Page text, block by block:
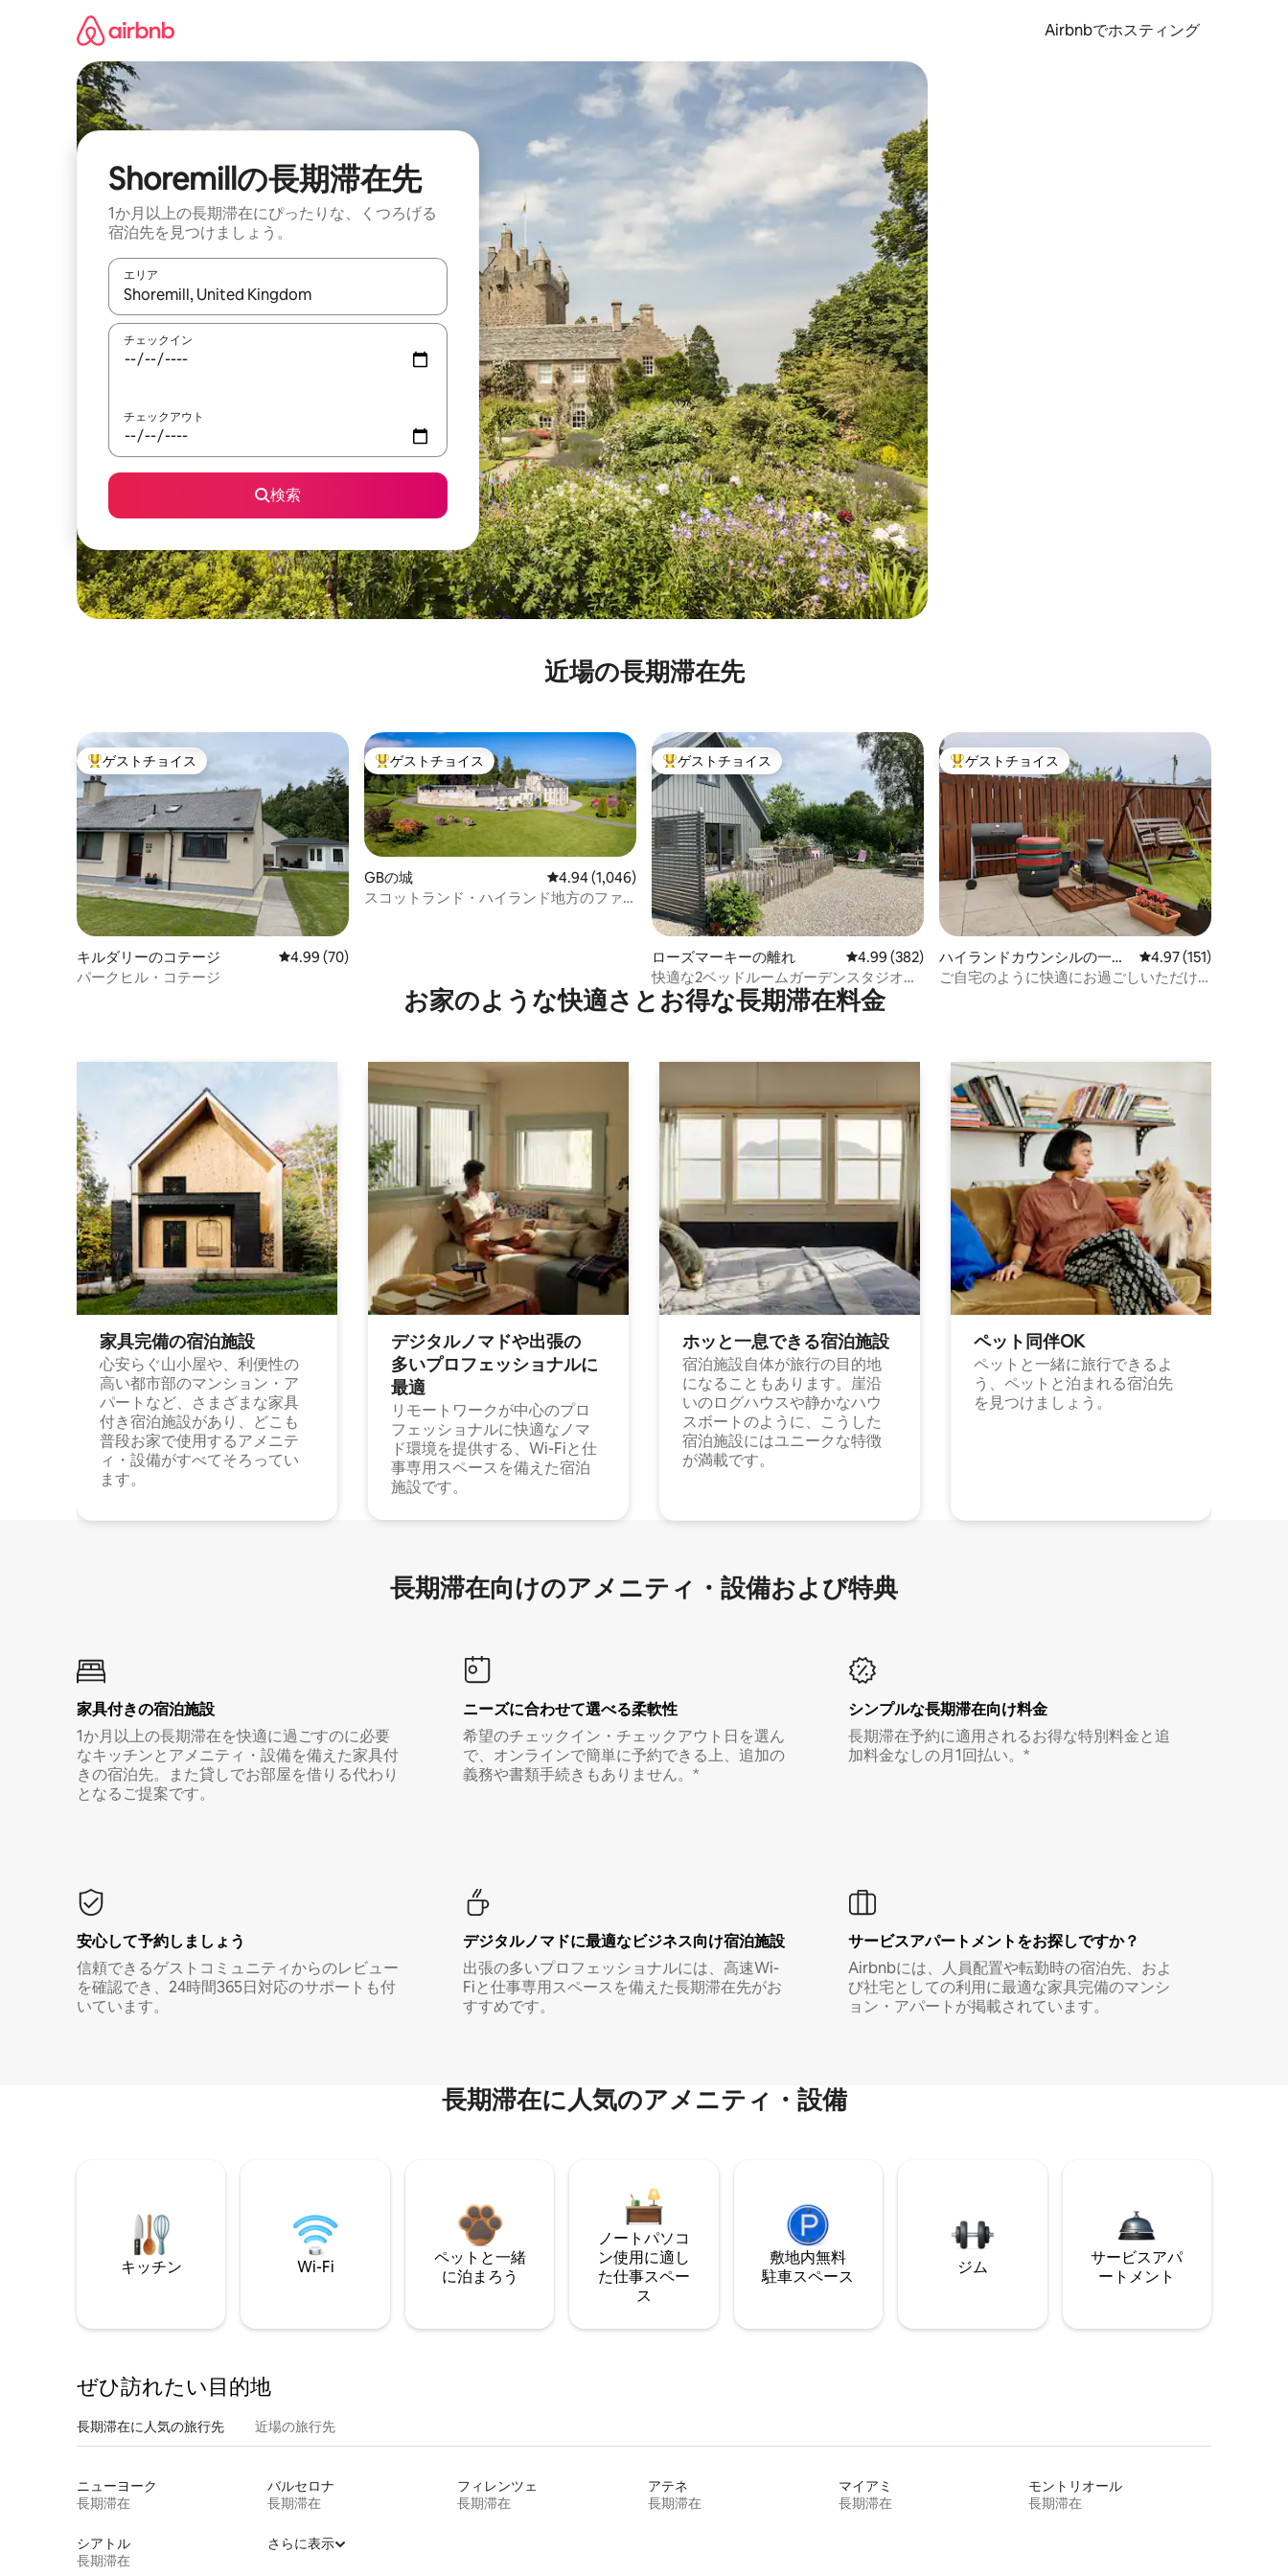
Airbnbでホスティング
Shoremillの長期滞在先
1か月以上の長期滞在にぴったりな、くつろげる
宿泊先を見つけましょう。
エリア
検索結果が表示されたら、上下の矢印キーを使って移動するか、画面をタッチまたはスワイプして検索結果を確認することができます。
チェックイン
チェックアウト
検索
近場の長期滞在先
大好評のゲストチョイスです。
ゲストチョイス
キルダリーのコテージ レビュー70件、5つ星中4.99つ星の平均評価
4.99 (70)
パークヒル・コテージ
大好評のゲストチョイスです。
ゲストチョイス
GBの城 レビュー1,046件、5つ星中4.94つ星の平均評価
4.94 (1,046)
スコットランド・ハイランド地方のファ
大好評のゲストチョイスです。
ゲストチョイス
ローズマーキーの離れ レビュー382件、5つ星中4.99つ星の平均評価
4.99 (382)
快適な2ベッドルームガーデンスタジオ｜
ブラック・アイル・リトリート
大好評のゲストチョイスです。
ゲストチョイス
ハイランドカウンシルの一軒
家
レビュー151件、5つ
4.97 (151)
ご自宅のように快適にお過ごしいただけ
お家のような快⁠適⁠さ⁠とお⁠得⁠な長⁠期⁠滞⁠在料⁠金
家具完備の宿⁠泊⁠施⁠設
心安らぐ山小屋や、利便性の
高い都市部のマンション・ア
パートなど、さまざまな家具
付き宿泊施設があり、どこも
普段お家で使用するアメニテ
ィ・設備がすべてそろってい
ます。
デジタルノマドや出⁠張⁠の
多⁠いプ⁠ロ⁠フ⁠ェ⁠ッ⁠シ⁠ョ⁠ナ⁠ル⁠に
最⁠適
リモートワークが中心のプロ
フェッショナルに快適なノマ
ド環境を提供する、Wi-Fiと仕
事専用スペースを備えた宿泊
施設です。
ホッと一⁠息⁠で⁠き⁠る宿⁠泊施⁠設
宿泊施設自体が旅行の目的地
になることもあります。崖沿
いのログハウスや静かなハウ
スボートのように、こうした
宿泊施設にはユニークな特徴
が満載です。
ペット同⁠伴OK
ペットと一緒に旅行できるよ
う、ペットと泊まれる宿泊先
を見つけましょう。
長期滞在向け⁠のア⁠メ⁠ニ⁠テ⁠ィ⁠・設⁠備⁠および特⁠典
家具付き⁠の宿⁠泊⁠施⁠設
1か月以上の長期滞在を快適に過ごすのに必要
なキッチンとアメニティ・設備を備えた家具付
きの宿泊先。また貸しでお部屋を借りる代わり
となるご提案です。
ニーズに合わせて選べる柔軟性
希望のチェックイン・チェックアウト日を選ん
で、オンラインで簡単に予約できる上、追加の
義務や書類手続きもありません。*
シンプルな長期滞在向け料金
長期滞在予約に適用されるお得な特別料金と追
加料金なしの月1回払い。*
安心して予約しましょう
信頼できるゲストコミュニティからのレビュー
を確認でき、24時間365日対応のサポートも付
いています。
デジタルノマド⁠に最⁠適⁠なビ⁠ジ⁠ネ⁠ス⁠向⁠け宿⁠泊⁠施⁠設
出張の多いプロフェッショナルには、高速Wi-
Fiと仕事専用スペースを備えた長期滞在先がお
すすめです。
サービスアパートメントをお探しですか？
Airbnbには、人員配置や転勤時の宿泊先、およ
び社宅としての利用に最適な家具完備のマンシ
ョン・アパートが掲載されています。
長期滞在に人気のアメニティ・設備
キッチン Wi-Fi
ペットと一緒
に泊まろう
ノートパソコ
ン使用に適し
た仕事スペー
ス
敷地内無料
駐⁠車ス⁠ペ⁠ー⁠ス
ジム
サービスアパ
ートメント
ぜひ訪⁠れ⁠た⁠い目⁠的⁠地
長期滞在に人気の旅行先 近場の旅行先
ニューヨーク
長期滞在
バルセロナ
長期滞在
フィレンツェ
長期滞在
アテネ
長期滞在
マイアミ
長期滞在
モントリオール
長期滞在
シアトル
長期滞在
さらに表示